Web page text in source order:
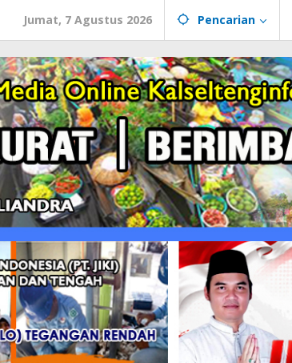
Jumat, 7 Agustus 2026 Pencarian